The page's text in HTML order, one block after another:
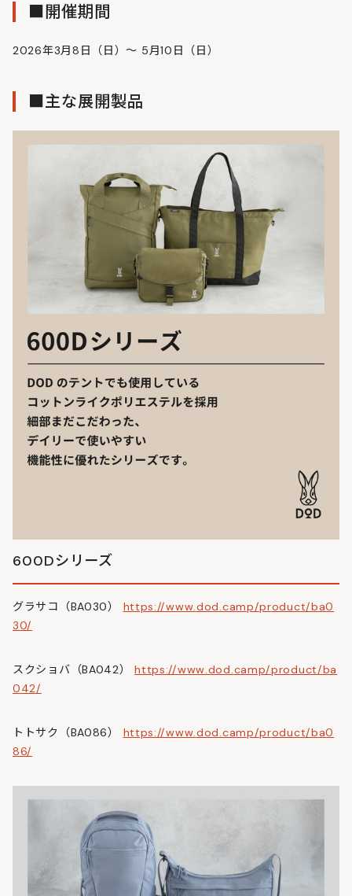
■開催期間
2026年3月8日（日）～ 5月10日（日）
■主な展開製品
600Dシリーズ
グラサコ（BA030） https://www.dod.camp/product/ba0
30/
スクショバ（BA042）https://www.dod.camp/product/ba
042/
トトサク（BA086） https://www.dod.camp/product/ba0
86/